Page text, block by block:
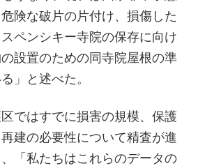
険な破片の片付け、損傷した
ペンシキー寺院の保存に向け
設置のための同寺院屋根の準
」と述べた。
ではすでに損害の規模、保護
建の必要性について精査が進
「私たちはこれらのデータの